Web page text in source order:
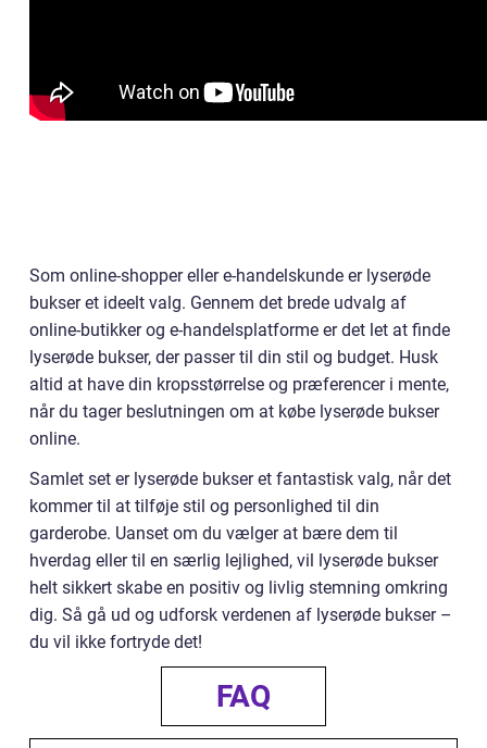
Som online-shopper eller e-handelskunde er lyserøde
bukser et ideelt valg. Gennem det brede udvalg af
online-butikker og e-handelsplatforme er det let at finde
lyserøde bukser, der passer til din stil og budget. Husk
altid at have din kropsstørrelse og præferencer i mente,
når du tager beslutningen om at købe lyserøde bukser
online.
Samlet set er lyserøde bukser et fantastisk valg, når det
kommer til at tilføje stil og personlighed til din
garderobe. Uanset om du vælger at bære dem til
hverdag eller til en særlig lejlighed, vil lyserøde bukser
helt sikkert skabe en positiv og livlig stemning omkring
dig. Så gå ud og udforsk verdenen af lyserøde bukser –
du vil ikke fortryde det!
FAQ